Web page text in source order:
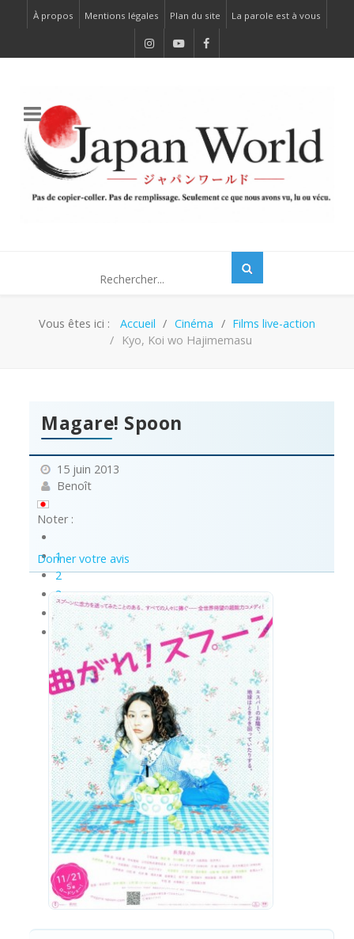
À propos Mentions légales Plan du site La parole est à vous
Vous êtes ici : Accueil Cinéma
Films live-action
Kyo, Koi wo Hajimemasu
Magare! Spoon
15 juin 2013
Benoît
Noter :
1
2
3
4
5
Donner votre avis